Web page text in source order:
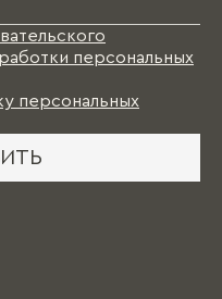
персональных
персональных